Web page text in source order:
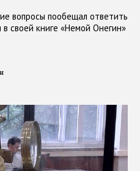
вопросы пообещал ответить
своей книге «Немой Онегин»